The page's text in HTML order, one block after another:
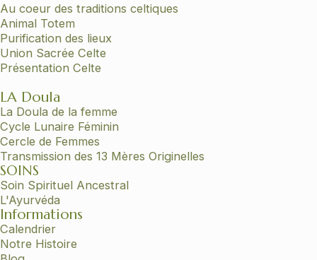
Au coeur des traditions celtiques
Animal Totem
Purification des lieux
Union Sacrée Celte
Présentation Celte
LA Doula
La Doula de la femme
Cycle Lunaire Féminin
Cercle de Femmes
Transmission des 13 Mères Originelles
SOINS
Soin Spirituel Ancestral
L'Ayurvéda
Informations
Calendrier
Notre Histoire